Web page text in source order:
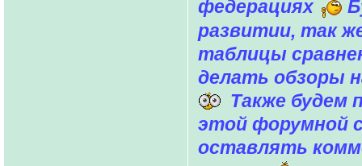
федерациях
развитии, так
таблицы
делать обзоры
Также будем
этой форумной
оставлять